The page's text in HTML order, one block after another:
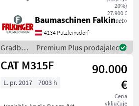
20%)
27.900 €
neto
Betriebsgewicht: 5630kg
Reifen 70% Der CAT 906H2
ist in einem guten
Zustand!! BAUMASCHINEN
FALKING
Baumaschinen Falkinger
4134 Putzleinsdorf
Gradbeni
stroji /
CAT
Premium Plus prodajalec
CAT M315F
90.000
€
Cena
vključuje
L. pr. 2017 7003 h